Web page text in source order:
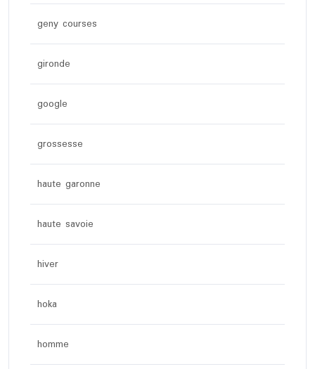
geny courses
gironde
google
grossesse
haute garonne
haute savoie
hiver
hoka
homme